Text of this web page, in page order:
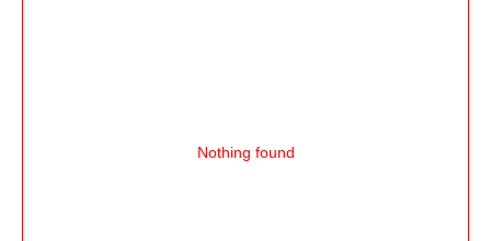
Nothing found